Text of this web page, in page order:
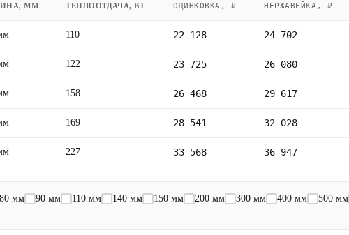
ММ ТЕПЛООТДАЧА, ВТ ОЦИНКОВКА, ₽ НЕРЖАВЕЙКА, ₽
110 22 128 24 702
122 23 725 26 080
158 26 468 29 617
169 28 541 32 028
227 33 568 36 947
80 мм 90 мм 110 мм 140 мм 150 мм 200 мм 300 мм 400 мм 500 мм